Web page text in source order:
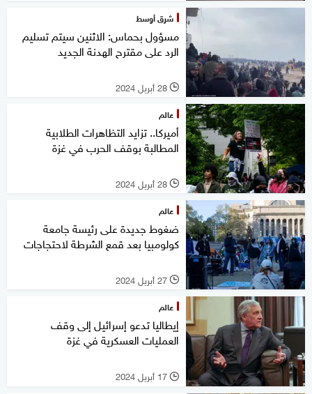
شرق أوسط
مسؤول بحماس: الاثنين سيتم تسليم
الرد على مقترح الهدنة الجديد
l 28 أبريل 2024
عالم
أميركا.. تزايد التظاهرات الطلابية
المطالبة بوقف الحرب في غزة
l 28 أبريل 2024
عالم
ضغوط جديدة على رئيسة جامعة
كولومبيا بعد قمع الشرطة لاحتجاجات
l 27 أبريل 2024
عالم
إيطاليا تدعو إسرائيل إلى وقف
العمليات العسكرية في غزة
l 17 أبريل 2024